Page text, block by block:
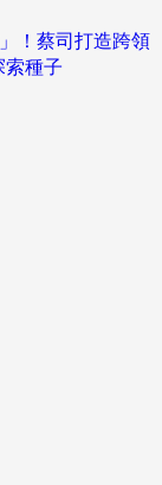
！蔡司打造跨領
種子